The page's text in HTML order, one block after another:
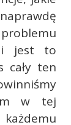
jest to
cały ten
w tej